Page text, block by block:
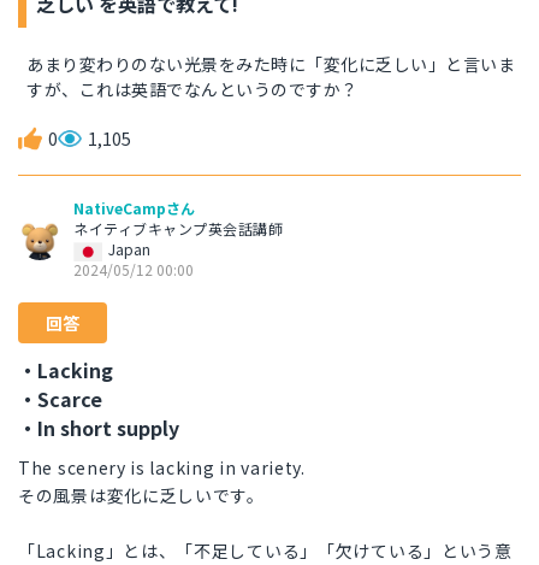
あまり変わりのない光景をみた時に「変化に乏しい」と言いま
すが、これは英語でなんというのですか？
0 1,105
NativeCampさん
ネイティブキャンプ英会話講師
Japan
2024/05/12 00:00
回答
・Lacking
・Scarce
・In short supply
The scenery is lacking in variety.
その風景は変化に乏しいです。
「Lacking」とは、「不足している」「欠けている」という意